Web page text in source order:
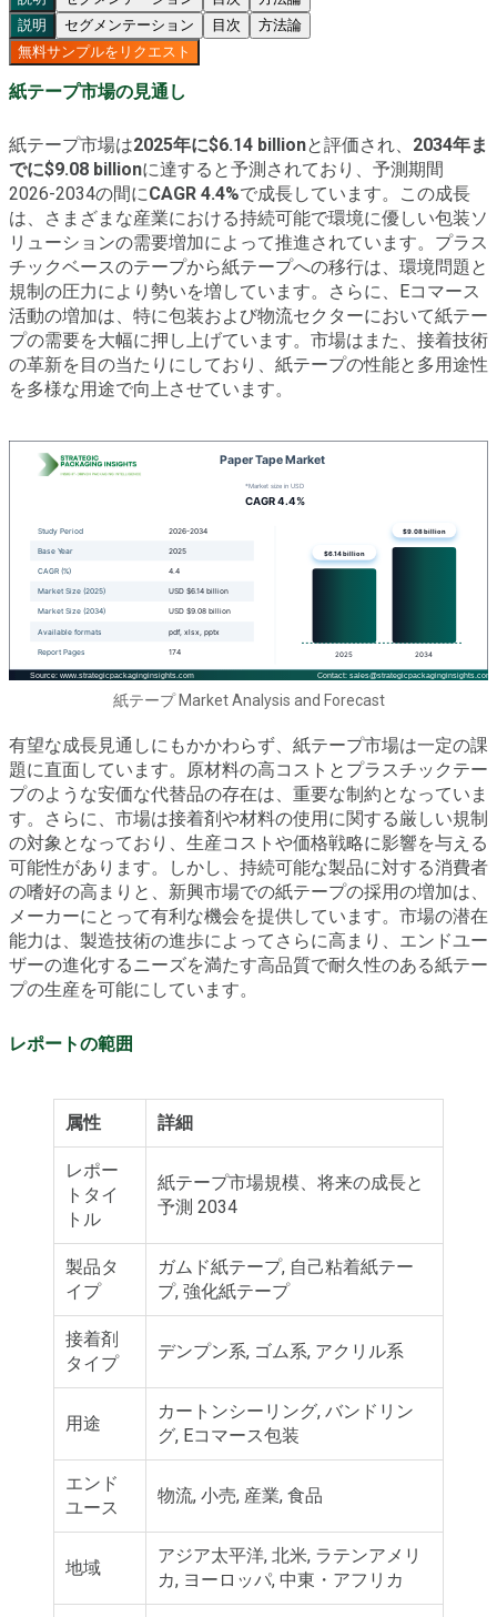
説明
セグメンテーション 目次
方法論
無料サンプルをリクエスト
紙テープ市場の見通し
紙テープ市場は2025年に$6.14 billionと評価され、 2034年ま
でに$9.08 billionに達すると予測されており、予測期間
2026-2034の間にCAGR 4.4%で成長しています。この成長
は、さまざまな産業における持続可能で環境に優しい包装ソ
リューションの需要増加によって推進されています。プラス
チックベースのテープから紙テープへの移行は、環境問題と
規制の圧力により勢いを増しています。さらに、Eコマース
活動の増加は、特に包装および物流セクターにおいて紙テー
プの需要を大幅に押し上げています。市場はまた、接着技術
の革新を目の当たりにしており、紙テープの性能と多用途性
を多様な用途で向上させています。
紙テープ Market Analysis and Forecast
有望な成長見通しにもかかわらず、紙テープ市場は一定の課
題に直面しています。原材料の高コストとプラスチックテー
プのような安価な代替品の存在は、重要な制約となっていま
す。さらに、市場は接着剤や材料の使用に関する厳しい規制
の対象となっており、生産コストや価格戦略に影響を与える
可能性があります。しかし、持続可能な製品に対する消費者
の嗜好の高まりと、新興市場での紙テープの採用の増加は、
メーカーにとって有利な機会を提供しています。市場の潜在
能力は、製造技術の進歩によってさらに高まり、エンドユー
ザーの進化するニーズを満たす高品質で耐久性のある紙テー
プの生産を可能にしています。
レポートの範囲
属性 詳細
レポー
トタイ
トル
紙テープ市場規模、将来の成長と
予測 2034
製品タ
イプ
ガムド紙テープ, 自己粘着紙テー
プ, 強化紙テープ
接着剤
タイプ
デンプン系, ゴム系, アクリル系
用途
カートンシーリング, バンドリン
グ, Eコマース包装
エンド
ユース
物流, 小売, 産業, 食品
地域
アジア太平洋, 北米, ラテンアメリ
カ, ヨーロッパ, 中東・アフリカ